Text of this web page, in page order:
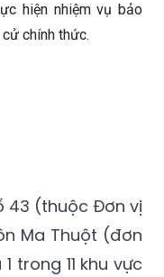
hiện nhiệm vụ bảo
chính thức.
43 (thuộc Đơn vị
Ma Thuột (đơn
trong 11 khu vực